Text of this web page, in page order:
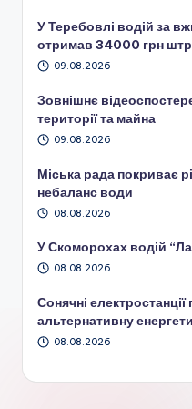
У Теребовлі водій за
отримав 34000 грн
09.08.2026
Зовнішнє
території та майна
09.08.2026
Міська рада покриває
небаланс води
08.08.2026
У Скоморохах водій
08.08.2026
Сонячні
альтернативну
08.08.2026